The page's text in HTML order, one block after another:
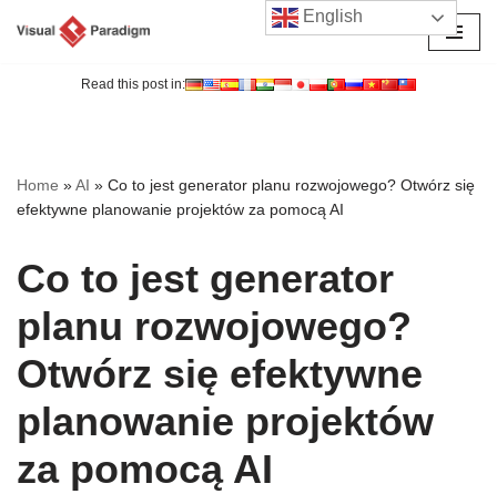
Read this post in:
Home »AI » Co to jest generator planu rozwojowego? Otwórz się
efektywne planowanie projektów za pomocą AI
Co to jest generator
planu rozwojowego?
Otwórz się efektywne
planowanie projektów
za pomocą AI
English